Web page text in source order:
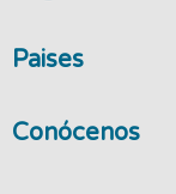
Paises
Conócenos